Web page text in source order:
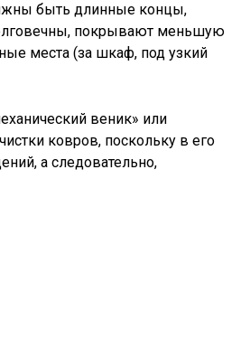
быть длинные концы,
покрывают меньшую
места (за шкаф, под узкий
веник» или
ковров, поскольку в его
а следовательно,